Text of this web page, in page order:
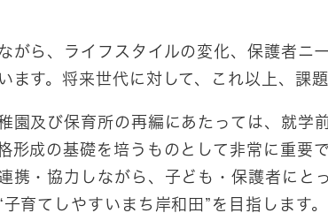
がら、ライフスタイルの変化、保護者ニ
ます。将来世代に対して、これ以上、課
園及び保育所の再編にあたっては、就学
形成の基礎を培うものとして非常に重要
携・協力しながら、子ども・保護者にと
子育てしやすいまち岸和田”を目指します。